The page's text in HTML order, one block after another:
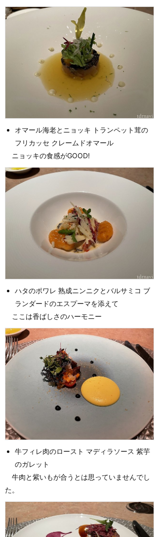
オマール海老とニョッキ トランペット茸の
フリカッセ クレームドオマール
ニョッキの食感がGOOD!
ハタのポワレ 熟成ニンニクとバルサミコ ブ
ランダードのエスプーマを添えて
ここは香ばしさのハーモニー
牛フィレ肉のロースト マディラソース 紫芋
のガレット
牛肉と紫いもが合うとは思っていませんでし
た。